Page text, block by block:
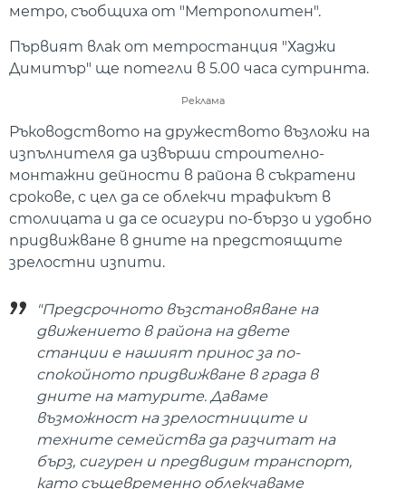
метро, съобщиха от "Метрополитен".
Първият влак от метростанция "Хаджи
Димитър" ще потегли в 5.00 часа сутринта.
Реклама
Ръководството на дружеството възложи на
изпълнителя да извърши строително-
монтажни дейности в района в съкратени
срокове, с цел да се облекчи трафикът в
столицата и да се осигури по-бързо и удобно
придвижване в дните на предстоящите
зрелостни изпити.
"Предсрочното възстановяване на
движението в района на двете
станции е нашият принос за по-
спокойното придвижване в града в
дните на матурите. Даваме
възможност на зрелостниците и
техните семейства да разчитат на
бърз, сигурен и предвидим транспорт,
като същевременно облекчаваме